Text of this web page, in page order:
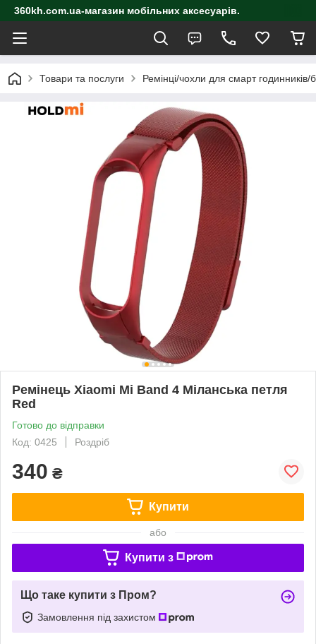
360kh.com.ua-магазин мобільних аксесуарів.
Товари та послуги Ремінці/чохли для смарт годинників/
Ремінець Xiaomi Mi Band 4 Міланська петля
Red
Готово до відправки
Код: 0425
Роздріб
340 ₴
Купити
або
Купити з
Що таке купити з Пром?
Замовлення під захистом